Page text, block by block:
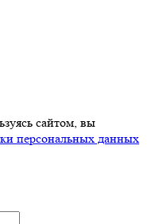
сайтом, вы
персональных данных